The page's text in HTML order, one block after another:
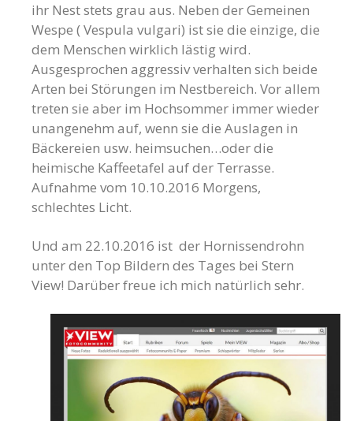
ihr Nest stets grau aus. Neben der Gemeinen
Wespe ( Vespula vulgari) ist sie die einzige, die
dem Menschen wirklich lästig wird.
Ausgesprochen aggressiv verhalten sich beide
Arten bei Störungen im Nestbereich. Vor allem
treten sie aber im Hochsommer immer wieder
unangenehm auf, wenn sie die Auslagen in
Bäckereien usw. heimsuchen…oder die
heimische Kaffeetafel auf der Terrasse.
Aufnahme vom 10.10.2016 Morgens,
schlechtes Licht.
Und am 22.10.2016 ist der Hornissendrohn
unter den Top Bildern des Tages bei Stern
View! Darüber freue ich mich natürlich sehr.